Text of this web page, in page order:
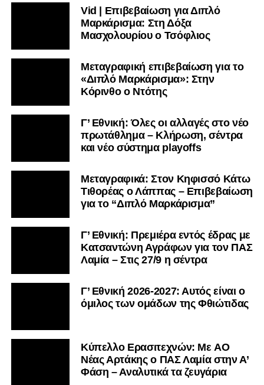
Vid | Επιβεβαίωση για Διπλό
Μαρκάρισμα: Στη Δόξα
Μασχολουρίου ο Τσόφλιος
Μεταγραφική επιβεβαίωση για το
«Διπλό Μαρκάρισμα»: Στην
Κόρινθο ο Ντότης
Γ’ Εθνική: Όλες οι αλλαγές στο νέο
πρωτάθλημα – Κλήρωση, σέντρα
και νέο σύστημα playoffs
Μεταγραφικά: Στον Κηφισσό Κάτω
Τιθορέας ο Λάππας – Επιβεβαίωση
για το “Διπλό Μαρκάρισμα”
Γ’ Εθνική: Πρεμιέρα εντός έδρας με
Κατσαντώνη Αγράφων για τον ΠΑΣ
Λαμία – Στις 27/9 η σέντρα
Γ’ Εθνική 2026-2027: Αυτός είναι ο
όμιλος των ομάδων της Φθιώτιδας
Kύπελλο Ερασιτεχνών: Με AO
Nέας Αρτάκης ο ΠΑΣ Λαμία στην Α’
Φάση – Αναλυτικά τα ζευγάρια